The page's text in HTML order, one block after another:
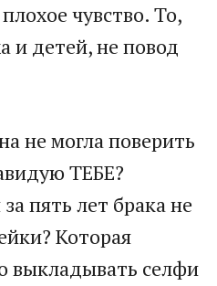
чувство. То,
и детей, не повод
не могла поверить
ТЕБЕ?
пять лет брака не
Которая
выкладывать селфи